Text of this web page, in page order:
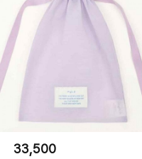
33,500